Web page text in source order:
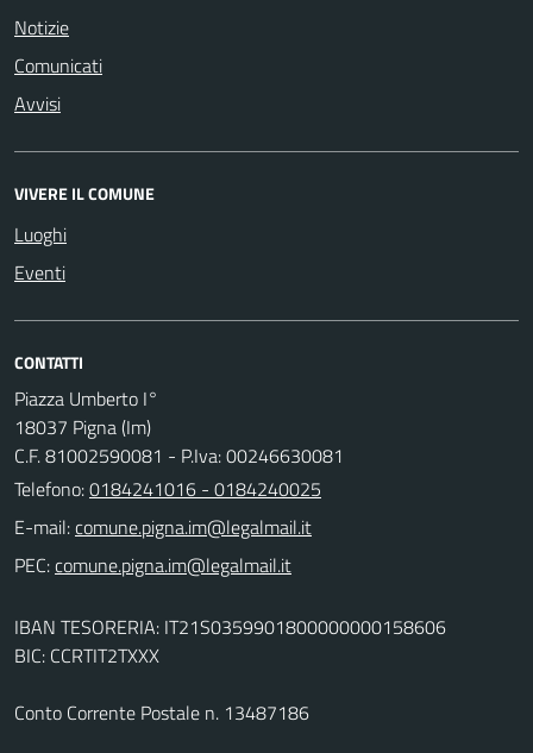
Notizie
Comunicati
Avvisi
VIVERE IL COMUNE
Luoghi
Eventi
CONTATTI
Piazza Umberto I°
18037 Pigna (Im)
C.F. 81002590081 - P.Iva: 00246630081
Telefono:0184241016 - 0184240025
E-mail:
PEC:
IBAN TESORERIA: IT21S0359901800000000158606
BIC: CCRTIT2TXXX
Conto Corrente Postale n. 13487186